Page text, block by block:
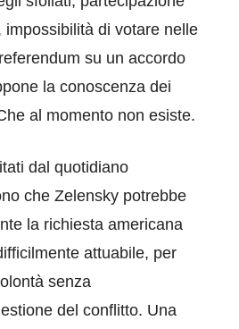
di votare nelle
su un accordo
la conoscenza dei
al momento non esiste.
dal quotidiano
che Zelensky potrebbe
la richiesta americana
attuabile, per
senza
del conflitto. Una